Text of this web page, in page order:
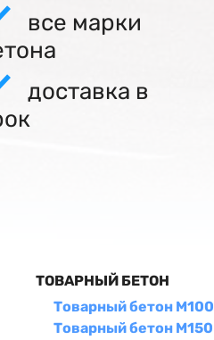
все марки
доставка в
ТОВАРНЫЙ БЕТОН
Товарный бетон М100
Товарный бетон М150